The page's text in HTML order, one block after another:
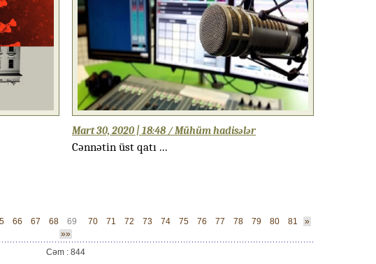
Mart 30, 2020 | 18:48 / Mühüm hadisələr
Cənnətin üst qatı ...
66 67 68 69 70 71 72 73 74 75 76 77 78 79 80 81
»
»»
Cəm : 844